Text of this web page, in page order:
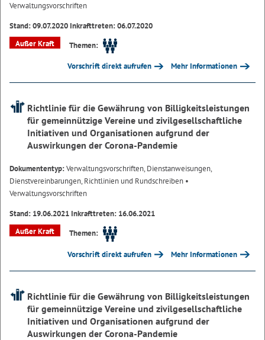
Verwaltungsvorschriften
Stand: 09.07.2020 Inkrafttreten: 06.07.2020
Außer Kraft
Themen:
Vorschrift direkt aufrufen Mehr Informationen
Richtlinie für die Gewährung von Billigkeitsleistungen
für gemeinnützige Vereine und zivilgesellschaftliche
Initiativen und Organisationen aufgrund der
Auswirkungen der Corona-Pandemie
Dokumententyp:Verwaltungsvorschriften, Dienstanweisungen,
Dienstvereinbarungen, Richtlinien und Rundschreiben •
Verwaltungsvorschriften
Stand: 19.06.2021 Inkrafttreten: 16.06.2021
Außer Kraft
Themen:
Vorschrift direkt aufrufen Mehr Informationen
Richtlinie für die Gewährung von Billigkeitsleistungen
für gemeinnützige Vereine und zivilgesellschaftliche
Initiativen und Organisationen aufgrund der
Auswirkungen der Corona-Pandemie